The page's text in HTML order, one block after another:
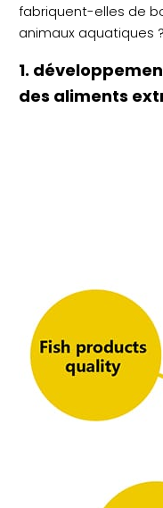
fabriquent-elles de
animaux aquatiques ?
1.
des aliments